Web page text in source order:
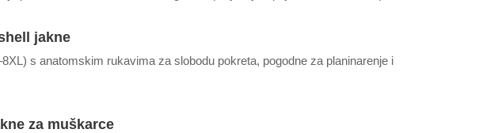
jakne
s anatomskim rukavima za slobodu pokreta, pogodne za planinarenje i
za muškarce